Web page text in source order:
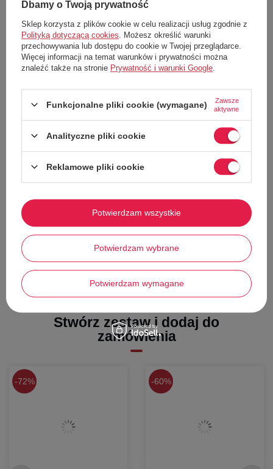
Wykonana z najwyższych jakości materiałów
Kamizelka dwustronna
Wypełnienie syntetyczne
Dwie kieszenie wsuwane
Dekolt typu stójka
Elastyczne wykończenie kamizelki
Logo na froncie
Pokaż więcej
Stwórz zestaw i dodaj do
zamówienia
72% 60%
Dbamy o Twoją prywatność
Sklep korzysta z plików cookie w celu realizacji usług zgodnie z
Polityką dotyczącą cookies . Możesz określić warunki
przechowywania lub dostępu do cookie w Twojej przeglądarce.
Więcej informacji na temat warunków i prywatności można
znaleźć także na stronie Prywatność i warunki Google
Funkcjonalne pliki cookie (wymagane)
Zawsze
aktywne
Analityczne pliki cookie
Reklamowe pliki cookie
Potwierdzam wybrane
Potwierdzam wymagane
Potwierdzam wszystkie